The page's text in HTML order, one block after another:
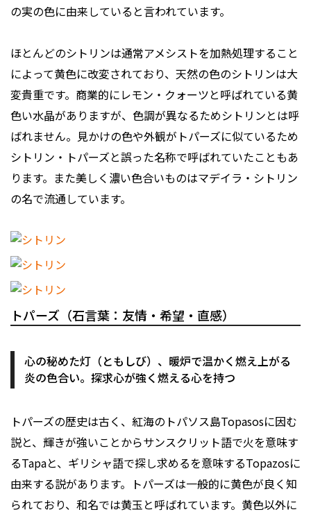
の実の色に由来していると言われています。
ほとんどのシトリンは通常アメシストを加熱処理すること
によって黄色に改変されており、天然の色のシトリンは大
変貴重です。商業的にレモン・クォーツと呼ばれている黄
色い水晶がありますが、色調が異なるためシトリンとは呼
ばれません。見かけの色や外観がトパーズに似ているため
シトリン・トパーズと誤った名称で呼ばれていたこともあ
ります。また美しく濃い色合いものはマデイラ・シトリン
の名で流通しています。
トパーズ（石言葉：友情・希望・直感）
心の秘めた灯（ともしび）、暖炉で温かく燃え上がる
炎の色合い。探求心が強く燃える心を持つ
トパーズの歴史は古く、紅海のトパソス島Topasosに因む
説と、輝きが強いことからサンスクリット語で火を意味す
るTapaと、ギリシャ語で探し求めるを意味するTopazosに
由来する説があります。トパーズは一般的に黄色が良く知
られており、和名では黄玉と呼ばれています。黄色以外に